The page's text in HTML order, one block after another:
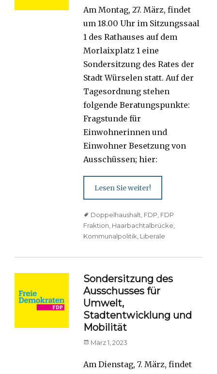
Am Montag, 27. März, findet
um 18.00 Uhr im Sitzungssaal
1 des Rathauses auf dem
Morlaixplatz 1 eine
Sondersitzung des Rates der
Stadt Würselen statt. Auf der
Tagesordnung stehen
folgende Beratungspunkte:
Fragstunde für
Einwohnerinnen und
Einwohner Besetzung von
Ausschüssen; hier:
Lesen Sie weiter!
TagsDoppelhaushalt, FDP, FDP
Fraktion, Haarbachtalbrücke,
Kommunalpolitik, Liberale
Sondersitzung des
Ausschusses für
Umwelt,
Stadtentwicklung und
Mobilität
Posted
März 1, 2023
Am Dienstag, 7. März, findet